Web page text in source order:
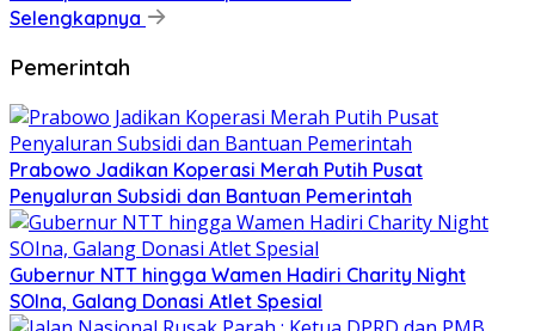
Selengkapnya
Pemerintah
Prabowo Jadikan Koperasi Merah Putih Pusat
Penyaluran Subsidi dan Bantuan Pemerintah
Gubernur NTT hingga Wamen Hadiri Charity Night
SOIna, Galang Donasi Atlet Spesial